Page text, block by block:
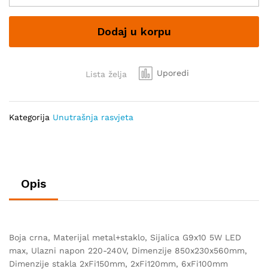
ML-
CB84-
quantity
Dodaj u korpu
Lista želja Uporedi
Kategorija Unutrašnja rasvjeta
Opis
Boja crna, Materijal metal+staklo, Sijalica G9x10 5W LED
max, Ulazni napon 220-240V, Dimenzije 850x230x560mm,
Dimenzije stakla 2xFi150mm, 2xFi120mm, 6xFi100mm